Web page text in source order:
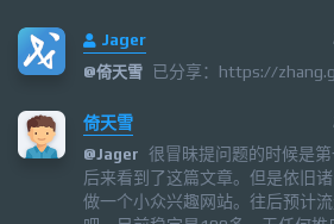
Jager
@倚天雪 已分享：https://
倚天雪
@Jager 很冒昧提问题的时候是第
后来看到了这篇文章。但是依旧
做一个小众兴趣网站。往后预计